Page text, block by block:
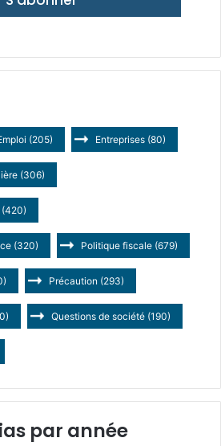
(205) Entreprises (80)
(306)
(420)
(320) Politique fiscale (679)
Précaution (293)
Questions de société (190)
par année